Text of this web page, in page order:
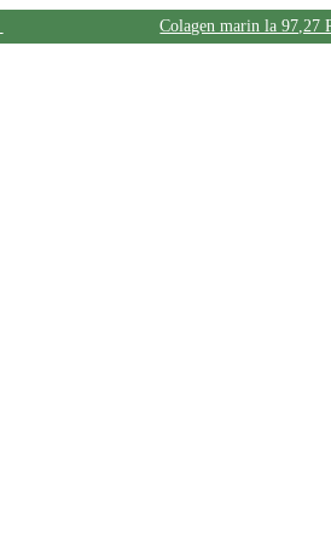
Colagen marin la 97,27